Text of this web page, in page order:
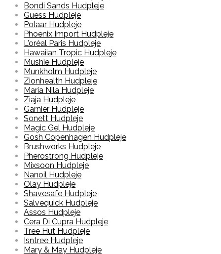
Bondi Sands Hudpleje
Guess Hudpleje
Polaar Hudpleje
Phoenix Import Hudpleje
L'oréal Paris Hudpleje
Hawaiian Tropic Hudpleje
Mushie Hudpleje
Munkholm Hudpleje
Zionhealth Hudpleje
Maria Nila Hudpleje
Ziaja Hudpleje
Garnier Hudpleje
Sonett Hudpleje
Magic Gel Hudpleje
Gosh Copenhagen Hudpleje
Brushworks Hudpleje
Pherostrong Hudpleje
Mixsoon Hudpleje
Nanoil Hudpleje
Olay Hudpleje
Shavesafe Hudpleje
Salvequick Hudpleje
Assos Hudpleje
Cera Di Cupra Hudpleje
Tree Hut Hudpleje
Isntree Hudpleje
Mary & May Hudpleje